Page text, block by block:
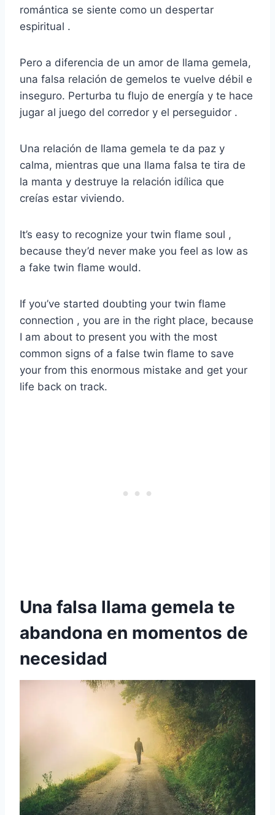
romántica se siente como un despertar
espiritual .
Pero a diferencia de un amor de llama gemela,
una falsa relación de gemelos te vuelve débil e
inseguro. Perturba tu flujo de energía y te hace
jugar al juego del corredor y el perseguidor .
Una relación de llama gemela te da paz y
calma, mientras que una llama falsa te tira de
la manta y destruye la relación idílica que
creías estar viviendo.
It’s easy to recognize your twin flame soul ,
because they’d never make you feel as low as
a fake twin flame would.
If you’ve started doubting your twin flame
connection , you are in the right place, because
I am about to present you with the most
common signs of a false twin flame to save
your from this enormous mistake and get your
life back on track.
Una falsa llama gemela te
abandona en momentos de
necesidad